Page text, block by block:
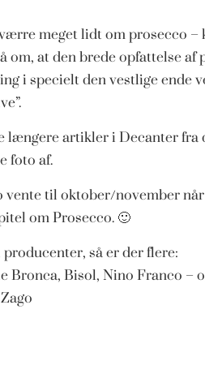
meget lidt om prosecco
om, at den brede opfattelse
i specielt den vestlige ende
længere artikler i Decanter fra
foto af.
vente til oktober/november
om Prosecco. 🙂
så er der flere:
Bronca, Bisol, Nino Franco –